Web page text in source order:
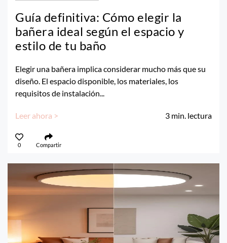
Guía definitiva: Cómo elegir la
bañera ideal según el espacio y
estilo de tu baño
Elegir una bañera implica considerar mucho más que su
diseño. El espacio disponible, los materiales, los
requisitos de instalación...
Leer ahora > 3 min. lectura
0 Compartir